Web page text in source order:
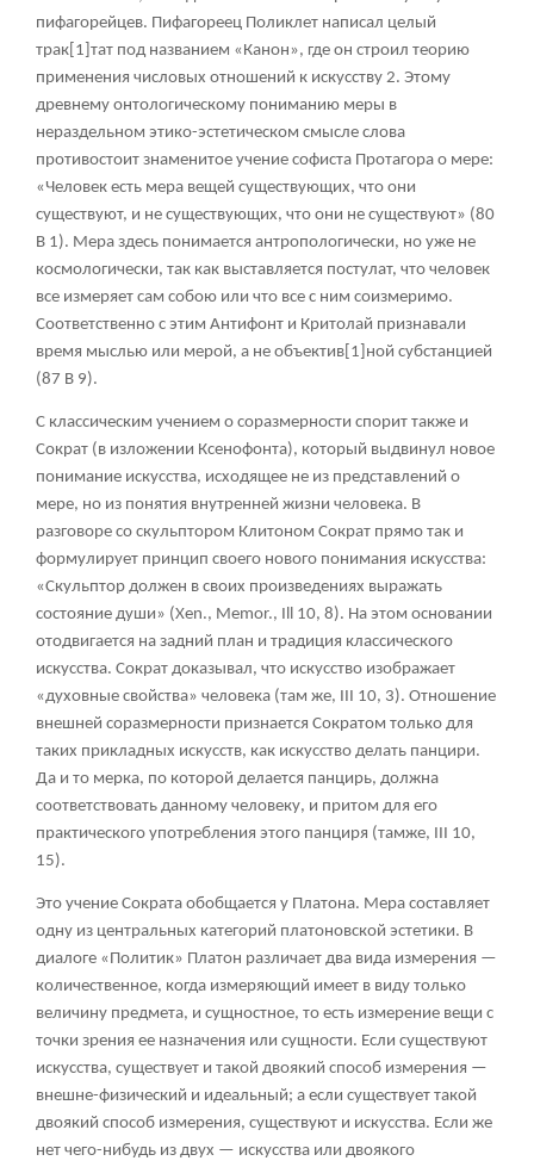
пифагорейцев. Пифагореец Поликлет написал целый
трак [1] тат под названием «Канон», где он строил теорию
применения числовых отношений к искусству 2. Этому
древнему онтологическому пониманию меры в
нераздельном этико-эстетическом смысле слова
противостоит знаменитое учение софиста Протагора о мере:
«Человек есть мера вещей существующих, что они
существуют, и не существующих, что они не существуют» (80
В 1). Мера здесь понимается антропологически, но уже не
космологически, так как выставляется постулат, что человек
все измеряет сам собою или что все с ним соизмеримо.
Соответственно с этим Антифонт и Критолай признавали
время мыслью или мерой, а не объектив [1] ной субстанцией
(87 В 9).
С классическим учением о соразмерности спорит также и
Сократ (в изложении Ксенофонта), который выдвинул новое
понимание искусства, исходящее не из представлений о
мере, но из понятия внутренней жизни человека. В
разговоре со скульптором Клитоном Сократ прямо так и
формулирует принцип своего нового понимания искусства:
«Скульптор должен в своих произведениях выражать
состояние души» (Xen., Memor., Ill 10, 8). На этом основании
отодвигается на задний план и традиция классического
искусства. Сократ доказывал, что искусство изображает
«духовные свойства» человека (там же, III 10, 3). Отношение
внешней соразмерности признается Сократом только для
таких прикладных искусств, как искусство делать панцири.
Да и то мерка, по которой делается панцирь, должна
соответствовать данному человеку, и притом для его
практического употребления этого панциря (тамже, III 10,
15).
Это учение Сократа обобщается у Платона. Мера составляет
одну из центральных категорий платоновской эстетики. В
диалоге «Политик» Платон различает два вида измерения —
количественное, когда измеряющий имеет в виду только
величину предмета, и сущностное, то есть измерение вещи с
точки зрения ее назначения или сущности. Если существуют
искусства, существует и такой двоякий способ измерения —
внешне-физический и идеальный; а если существует такой
двоякий способ измерения, существуют и искусства. Если же
нет чего-нибудь из двух — искусства или двоякого